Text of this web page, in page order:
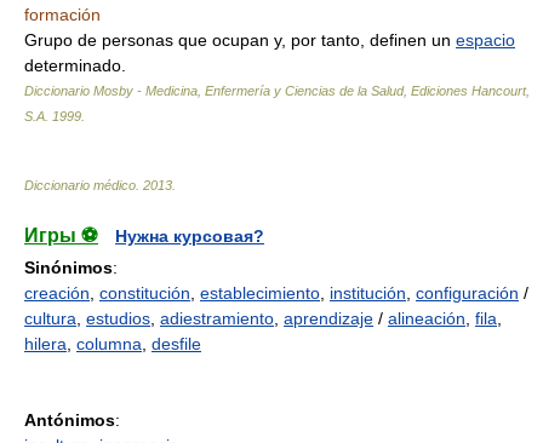
formación
Grupo de personas que ocupan y, por tanto, definen un espacio
determinado.
Diccionario Mosby - Medicina, Enfermería y Ciencias de la Salud, Ediciones Hancourt,
S.A 1999
Diccionario médico 2013
Игры ⚽
Нужна курсовая?
Sinónimos:
creación constitución establecimiento institución configuración /
cultura estudios adiestramiento aprendizaje / alineación fila
hilera columna desfile
Antónimos: